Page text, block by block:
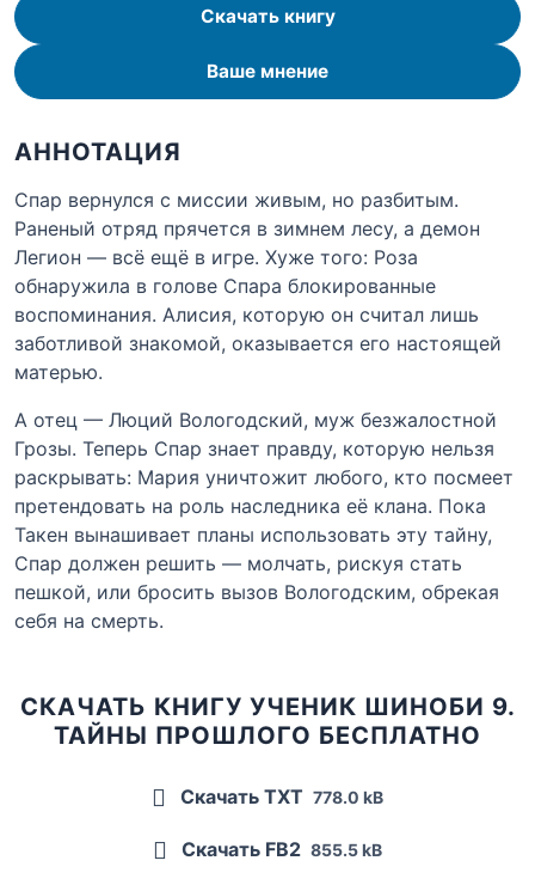
Скачать книгу
Ваше мнение
АННОТАЦИЯ
Спар вернулся с миссии живым, но разбитым.
Раненый отряд прячется в зимнем лесу, а демон
Легион — всё ещё в игре. Хуже того: Роза
обнаружила в голове Спара блокированные
воспоминания. Алисия, которую он считал лишь
заботливой знакомой, оказывается его настоящей
матерью.
А отец — Люций Вологодский, муж безжалостной
Грозы. Теперь Спар знает правду, которую нельзя
раскрывать: Мария уничтожит любого, кто посмеет
претендовать на роль наследника её клана. Пока
Такен вынашивает планы использовать эту тайну,
Спар должен решить — молчать, рискуя стать
пешкой, или бросить вызов Вологодским, обрекая
себя на смерть.
СКАЧАТЬ КНИГУ УЧЕНИК ШИНОБИ 9.
ТАЙНЫ ПРОШЛОГО БЕСПЛАТНО
Скачать TXT 778.0 kB
Скачать FB2 855.5 kB